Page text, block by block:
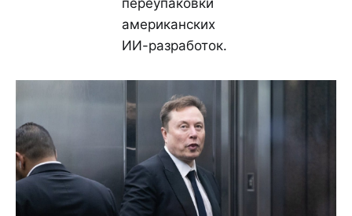
переупаковки
американских
ИИ-разработок.